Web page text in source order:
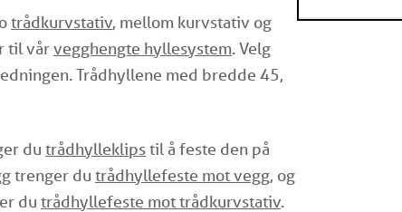
trådkurvstativ, mellom kurvstativ og
til vårvegghengte hyllesystem. Velg
Trådhyllene med bredde 45,
du trådhylleklipstil å feste den på
trenger du trådhyllefeste mot vegg, og
du trådhyllefeste mot trådkurvstativ.